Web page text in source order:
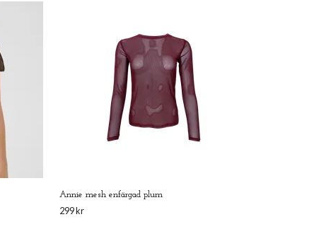
Annie mesh enfärgad plum
299 kr